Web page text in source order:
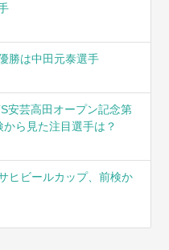
勝は中田元泰選手
安芸高田オープン記念第
ら見た注目選手は？
ヒビールカップ、前検か